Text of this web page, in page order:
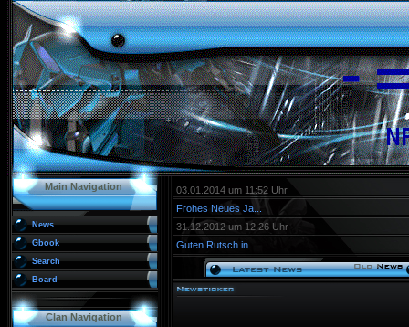
Main Navigation
News
Gbook
Search
Board
Clan Navigation
03.01.2014 um 11:52 Uhr
Frohes Neues Ja...
31.12.2012 um 12:26 Uhr
Guten Rutsch in...